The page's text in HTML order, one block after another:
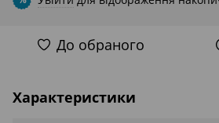
До обраного
Характеристики